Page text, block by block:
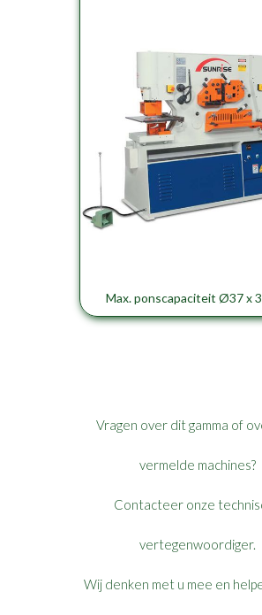
Max. ponscapaciteit Ø37 x
Vragen over dit gamma of
vermelde machines?
Contacteer onze
vertegenwoordiger.
Wij denken met u mee en